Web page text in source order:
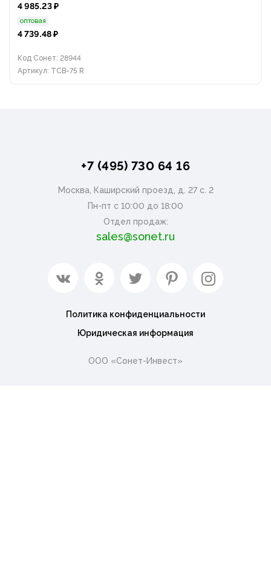
4 985.23 ₽
оптовая
4 739.48 ₽
Код Сонет: 28944
Артикул: ТСВ-75 R
+7 (495) 730 64 16
Москва, Каширский проезд, д. 27 с. 2
Пн-пт с 10:00 до 18:00
Отдел продаж:
sales@sonet.ru
Политика конфиденциальности
Юридическая информация
ООО «Сонет-Инвест»